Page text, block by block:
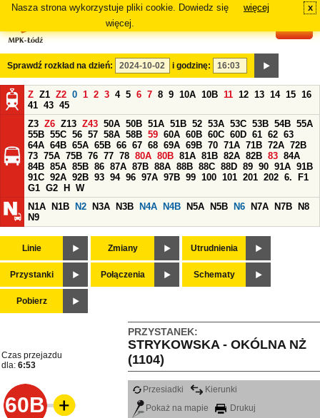
Nasza strona wykorzystuje pliki cookie. Dowiedz się
więcej.
więcej x
Sprawdź rozkład na dzień: i godzinę:
Z Z1 Z2 0 1 2 3 4 5 6 7 8 9 10A 10B 11 12 13 14 15 16
41 43 45
Z3 Z6 Z13 Z43 50A 50B 51A 51B 52 53A 53C 53B 54B 55A
55B 55C 56 57 58A 58B 59 60A 60B 60C 60D 61 62 63
64A 64B 65A 65B 66 67 68 69A 69B 70 71A 71B 72A 72B
73 75A 75B 76 77 78 80A 80B 81A 81B 82A 82B 83 84A
84B 85A 85B 86 87A 87B 88A 88B 88C 88D 89 90 91A 91B
91C 92A 92B 93 94 96 97A 97B 99 100 101 201 202 6.
F1
G1 G2 H
W
N1A
N1B N2 N3A N3B N4A N4B N5A N5B N6 N7A N7B
N8
N9
Linie Zmiany Utrudnienia
Przystanki Połączenia Schematy
Pobierz
PRZYSTANEK:
STRYKOWSKA - OKÓLNA NŻ
(1104)
Czas przejazdu
dla: 6:53
60B
Przesiadki
Kierunki
Pokaż na mapie
Drukuj